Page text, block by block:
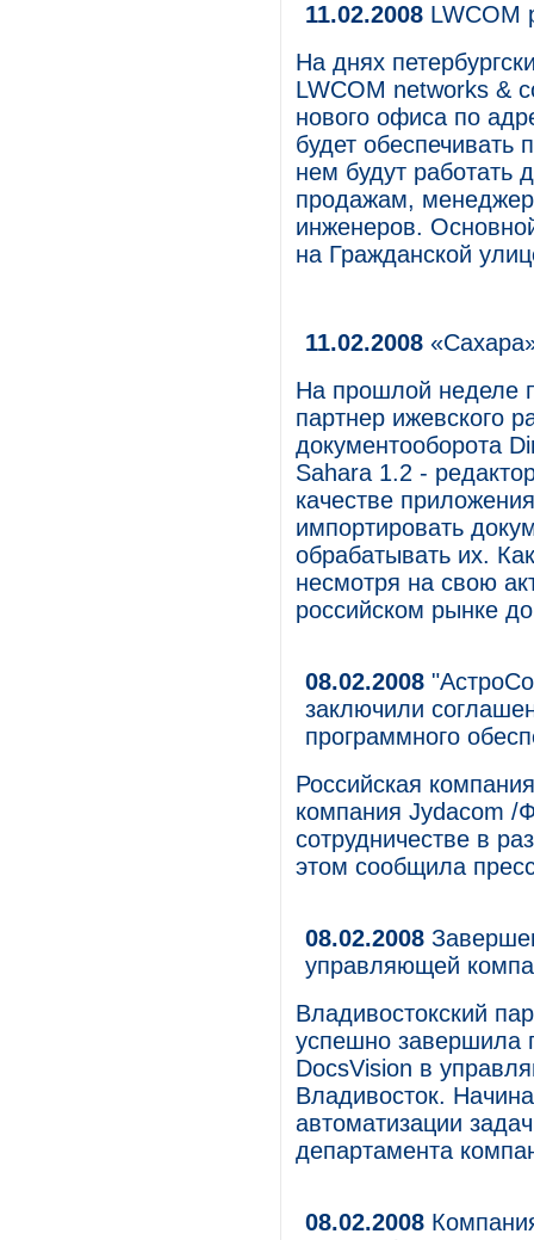
11.02.2008 LWCOM
На днях
LWCOM networks &
нового офиса по
будет
нем будут работать
продажам,
инженеров.
на Гражданской
11.02.2008
На прошлой неделе
партнер ижевского
документооборота
Sahara 1.2 -
качестве
импортировать
обрабатывать их.
несмотря на свою
российском рынке
08.02.2008
заключили
программного
Российская
компания Jydacom /
сотрудничестве в
этом сообщила
08.02.2008
управляющей
Владивостокский
успешно завершила
DocsVision в
Владивосток.
автоматизации
департамента
08.02.2008